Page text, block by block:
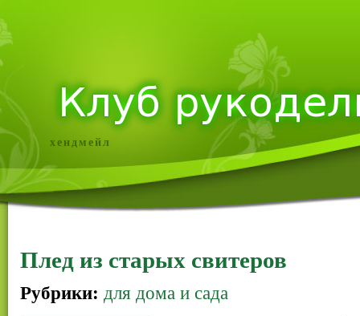
хендмейл
Плед из старых свитеров
Рубрики: для дома и сада